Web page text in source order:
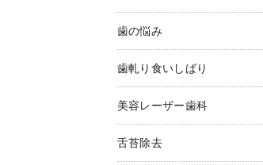
歯の悩み
歯軋り食いしばり
美容レーザー歯科
舌苔除去